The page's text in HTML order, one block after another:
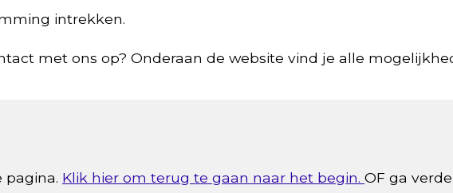
intrekken.
met ons op? Onderaan de website vind je alle
pagina. Klik hier om terug te gaan naar het begin. OF ga